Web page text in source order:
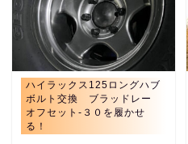
ハイラックス125ロングハブ
ボルト交換 ブラッドレー
オフセット‐３０を履かせ
る！